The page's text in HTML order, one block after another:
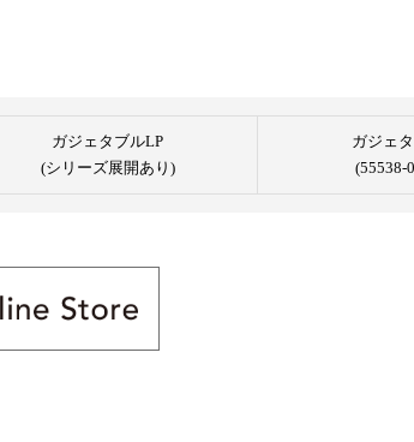
ガジェタブルLP
(シリーズ展開あり)
ガジェ
(55538-